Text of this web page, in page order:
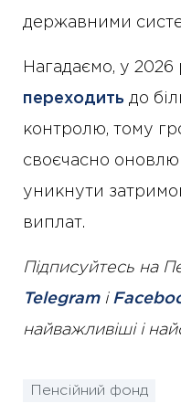
державними
Нагадаємо, у 2026
переходить до
контролю, тому
своєчасно
уникнути
виплат.
Підписуйтесь на
Telegramі
найважливіші і
Пенсійний фонд